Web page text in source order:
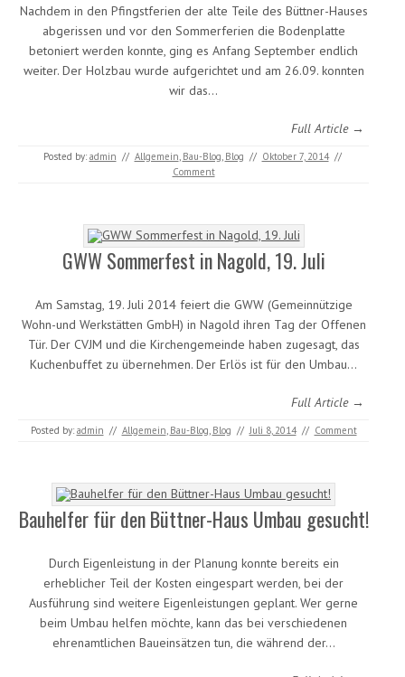
Nachdem in den Pfingstferien der alte Teile des Büttner-Hauses
abgerissen und vor den Sommerferien die Bodenplatte
betoniert werden konnte, ging es Anfang September endlich
weiter. Der Holzbau wurde aufgerichtet und am 26.09. konnten
wir das…
Full Article →
Posted by: admin // Allgemein, Bau-Blog, Blog // Oktober 7, 2014 //
Comment
GWW Sommerfest in Nagold, 19. Juli
Am Samstag, 19. Juli 2014 feiert die GWW (Gemeinnützige
Wohn-und Werkstätten GmbH) in Nagold ihren Tag der Offenen
Tür. Der CVJM und die Kirchengemeinde haben zugesagt, das
Kuchenbuffet zu übernehmen. Der Erlös ist für den Umbau…
Full Article →
Posted by: admin // Allgemein, Bau-Blog, Blog // Juli 8, 2014 // Comment
Bauhelfer für den Büttner-Haus Umbau gesucht!
Durch Eigenleistung in der Planung konnte bereits ein
erheblicher Teil der Kosten eingespart werden, bei der
Ausführung sind weitere Eigenleistungen geplant. Wer gerne
beim Umbau helfen möchte, kann das bei verschiedenen
ehrenamtlichen Baueinsätzen tun, die während der…